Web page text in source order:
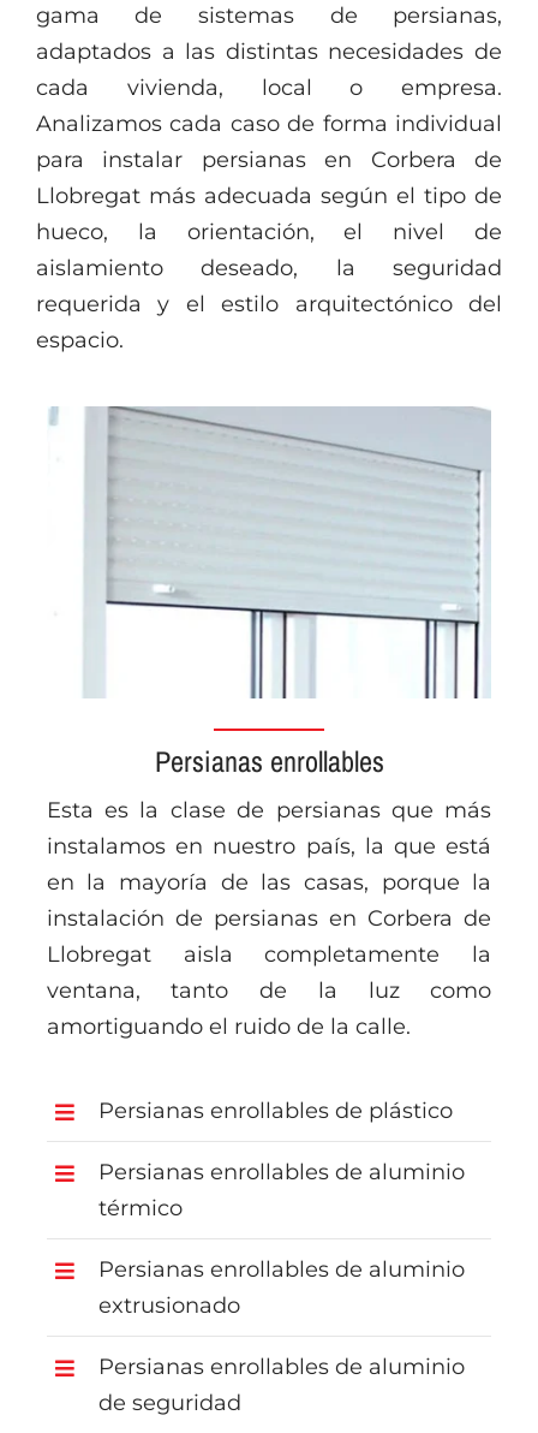
gama de sistemas de persianas,
adaptados a las distintas necesidades de
cada vivienda, local o empresa.
Analizamos cada caso de forma individual
para instalar persianas en Corbera de
Llobregat más adecuada según el tipo de
hueco, la orientación, el nivel de
aislamiento deseado, la seguridad
requerida y el estilo arquitectónico del
espacio.
Persianas enrollables
Esta es la clase de persianas que más
instalamos en nuestro país, la que está
en la mayoría de las casas, porque la
instalación de persianas en Corbera de
Llobregat aisla completamente la
ventana, tanto de la luz como
amortiguando el ruido de la calle.
Persianas enrollables de plástico
Persianas enrollables de aluminio
térmico
Persianas enrollables de aluminio
extrusionado
Persianas enrollables de aluminio
de seguridad